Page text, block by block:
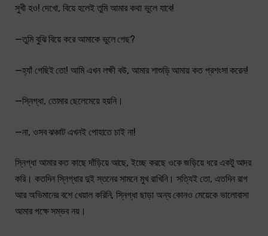
সুখী হও! দেখো, বিয়ে হলেই তুমি আমার কথা ভুলে যাবে!
—তুমি বুঝি বিয়ে করে আমাকে ভুলে গেছ?
—হ্যাঁ গেছিই তো! আমি এখন লক্ষী বউ, আমার শাশুড়ি আমায় কত প্রশংসা করেন!
—স্নিগ্ধা, তোমার ছেলেমেয়ে হয়নি।
—না, ওসব ঝঞ্চাট এখনই পোহাতে চাই না!
স্নিগ্ধা আমার কত কাছে দাঁড়িয়ে আছে, ইচ্ছে করছে ওকে জড়িয়ে ধরে একটু আদর
করি। কতদিন স্নিগ্ধার দুই স্তনের সামনে মুখ রাখিনি। সত্যিই তো, এতদিন রাগ
আর অভিমানের বশে খেয়াল করিনি, স্নিগ্ধা ছাড়া অন্য কোনও মেয়েকে ভালোবাসা
আমার পক্ষে সম্ভব নয়।